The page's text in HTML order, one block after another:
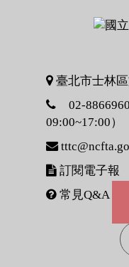
臺北市士林
02-
09:00~17:00）
訂閱電子報
常見Q&A